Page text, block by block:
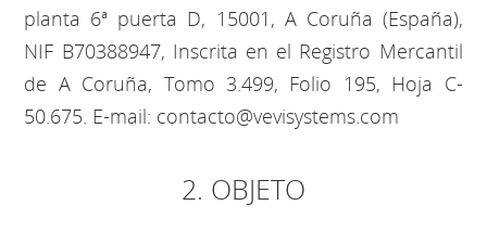
planta 6ª puerta D, 15001, A Coruña (España),
NIF B70388947, Inscrita en el Registro Mercantil
de A Coruña, Tomo 3.499, Folio 195, Hoja C-
50.675. E-mail: contacto@vevisystems.com
2. OBJETO